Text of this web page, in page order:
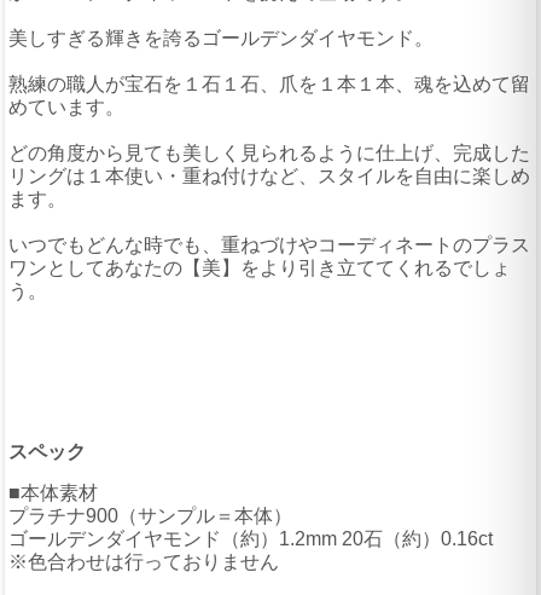
美しすぎる輝きを誇るゴールデンダイヤモンド。
熟練の職人が宝石を１石１石、爪を１本１本、魂を込めて留
めています。
どの角度から見ても美しく見られるように仕上げ、完成した
リングは１本使い・重ね付けなど、スタイルを自由に楽しめ
ます。
いつでもどんな時でも、重ねづけやコーディネートのプラス
ワンとしてあなたの【美】をより引き立ててくれるでしょ
う。
スペック
■本体素材
プラチナ900（サンプル＝本体）
ゴールデンダイヤモンド（約）1.2mm 20石（約）0.16ct
※色合わせは行っておりません